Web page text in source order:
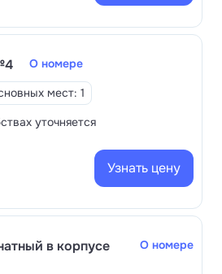
О номере
мест: 1
уточняется
Узнать цену
в корпусе
О номере